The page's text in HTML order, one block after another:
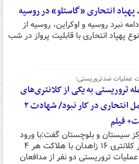
پهپاد انتحاری «گاستلو» در روسیه
نبرد روسیه و اوکراین، روسیه از
پهپاد انتحاری با قابلیت پرواز در شب
عملیات ضدتروریستی؛
تروریستی به یکی از کلانتری‌های
زاهدان/ عامل انتحاری در کار نبود/ شهادت ۲
فیلم
سیستان و بلوچستان گفت:با ورود
نیروهای انتظامی و امنیتی، درگیری در کلانتری ۱۶ زاهدان با هلاکت هر ۴
تروریستی دو نفر از مدافعان